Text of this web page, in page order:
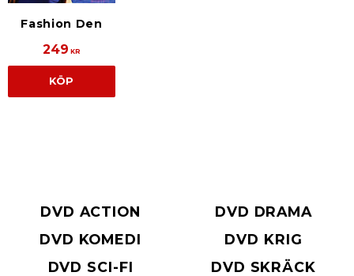
Fashion Den
249 KR
KÖP
DVD ACTION
DVD DRAMA
DVD KOMEDI
DVD KRIG
DVD SCI-FI
DVD SKRÄCK